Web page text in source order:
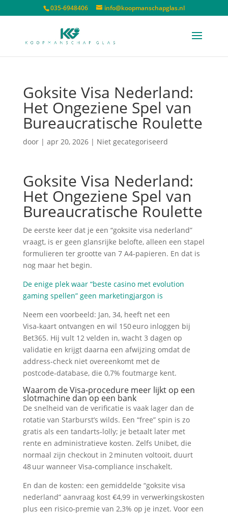
035-6948406 info@koopmanschapglas.nl
Goksite Visa Nederland:
Het Ongeziene Spel van
Bureaucratische Roulette
door | apr 20, 2026| Niet gecategoriseerd
Goksite Visa Nederland:
Het Ongeziene Spel van
Bureaucratische Roulette
De eerste keer dat je een “goksite visa nederland”
vraagt, is er geen glansrijke belofte, alleen een stapel
formulieren ter grootte van 7 A4-papieren. En dat is
nog maar het begin.
De enige plek waar “beste casino met evolution
gaming spellen” geen marketingjargon is
Neem een voorbeeld: Jan, 34, heeft net een
Visa‑kaart ontvangen en wil 150 euro inloggen bij
Bet365. Hij vult 12 velden in, wacht 3 dagen op
validatie en krijgt daarna een afwijzing omdat de
address‑check niet overeenkomt met de
postcode‑database, die 0,7% foutmarge kent.
Waarom de Visa‑procedure meer lijkt op een
slotmachine dan op een bank
De snelheid van de verificatie is vaak lager dan de
rotatie van Starburst’s wilds. Een “free” spin is zo
gratis als een tandarts‑lolly; je betaalt later met
rente en administratieve kosten. Zelfs Unibet, die
normaal zijn checkout in 2 minuten voltooit, duurt
48 uur wanneer Visa‑compliance inschakelt.
En dan de kosten: een gemiddelde “goksite visa
nederland” aanvraag kost €4,99 in verwerkingskosten
plus een risico‑premie van 2,3% op je inzet. Voor een